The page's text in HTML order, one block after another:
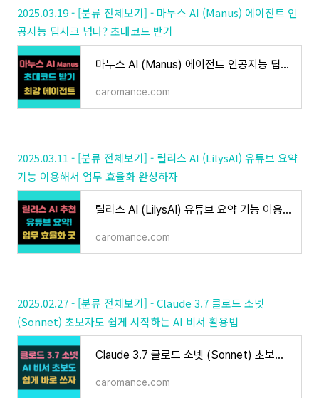
2025.03.19 - [분류 전체보기] - 마누스 AI (Manus) 에이전트 인
공지능 딥시크 넘나? 초대코드 받기
마누스 AI (Manus) 에이전트 인공지능 딥시크 넘나? 초대코드 받기
caromance.com
2025.03.11 - [분류 전체보기] - 릴리스 AI (LilysAI) 유튜브 요약
기능 이용해서 업무 효율화 완성하자
릴리스 AI (LilysAI) 유튜브 요약 기능 이용해서 업무 효율화 완성하자
caromance.com
2025.02.27 - [분류 전체보기] - Claude 3.7 클로드 소넷
(Sonnet) 초보자도 쉽게 시작하는 AI 비서 활용법
Claude 3.7 클로드 소넷 (Sonnet) 초보자도 쉽게 시작하는 AI 비서 활용법
caromance.com